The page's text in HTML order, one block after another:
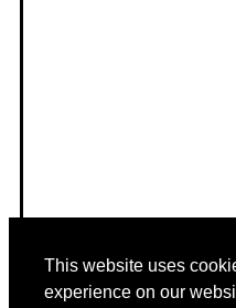
This website uses
experience on our